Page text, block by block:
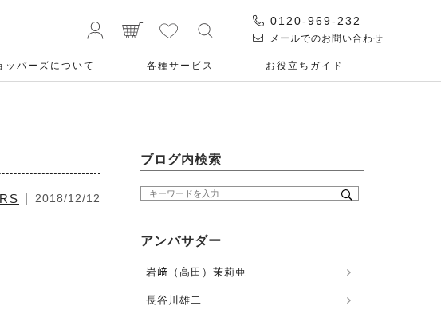
0120-969-232
メールでのお問い合わせ
ッパーズについて 各種サービス お役⽴ちガイド
2018/12/12
ブログ内検索
アンバサダー
岩﨑（高田）茉莉亜
長谷川雄二